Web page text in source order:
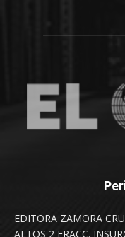
EDITORA ZAMORA
ALTOS 2 FRACC.